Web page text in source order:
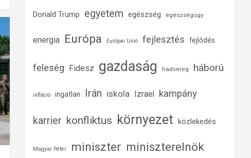
Donald Trump egyetem egészség egészségügy
energia Európa Európai Unió fejlesztés fejlődés
feleség Fidesz gazdaság hadsereg háború
infláció ingatlan Irán iskola Izrael kampány
karrier konfliktus környezet közlekedés
Magyar Péter miniszter miniszterelnök